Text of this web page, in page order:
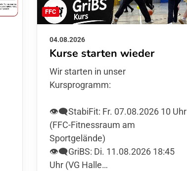
FFC
04.08.2026
Kurse starten wieder
Wir starten in unser
Kursprogramm:
👁️‍🗨️StabiFit: Fr. 07.08.2026 10 Uhr
(FFC-Fitnessraum am
Sportgelände)
👁️‍🗨️GriBS: Di. 11.08.2026 18:45
Uhr (VG Halle…